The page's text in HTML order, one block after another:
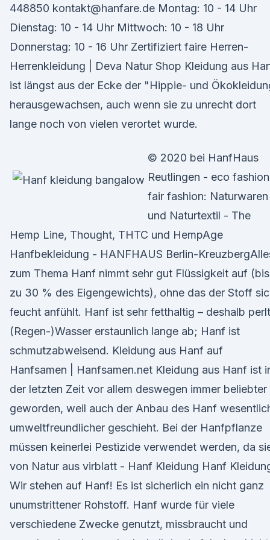
448850 kontakt@hanfare.de Montag: 10 - 14 Uhr
Dienstag: 10 - 14 Uhr Mittwoch: 10 - 18 Uhr
Donnerstag: 10 - 16 Uhr Zertifiziert faire Herren-
Herrenkleidung | Deva Natur Shop Kleidung aus
ist längst aus der Ecke der "Hippie- und
herausgewachsen, auch wenn sie zu unrecht dort
lange noch von vielen verortet wurde.
© 2020 bei HanfHaus
Reutlingen - eco
fair fashion: Naturwaren
und Naturtextil - The
Hemp Line, Thought, THTC und HempAge
Hanfbekleidung - HANFHAUS Berlin-
zum Thema Hanf nimmt sehr gut Flüssigkeit auf (bis
zu 30 % des Eigengewichts), ohne das der Stoff
feucht anfühlt. Hanf ist sehr fetthaltig – deshalb perlt
(Regen-)Wasser erstaunlich lange ab; Hanf ist
schmutzabweisend. Kleidung aus Hanf auf
Hanfsamen | Hanfsamen.net Kleidung aus Hanf ist
der letzten Zeit vor allem deswegen immer beliebter
geworden, weil auch der Anbau des Hanf
umweltfreundlicher geschieht. Bei der Hanfpflanze
müssen keinerlei Pestizide verwendet werden, da
von Natur aus virblatt - Hanf Kleidung Hanf
Wir stehen auf Hanf! Es ist sicherlich ein nicht ganz
unumstrittener Rohstoff. Hanf wurde für viele
verschiedene Zwecke genutzt, missbraucht und